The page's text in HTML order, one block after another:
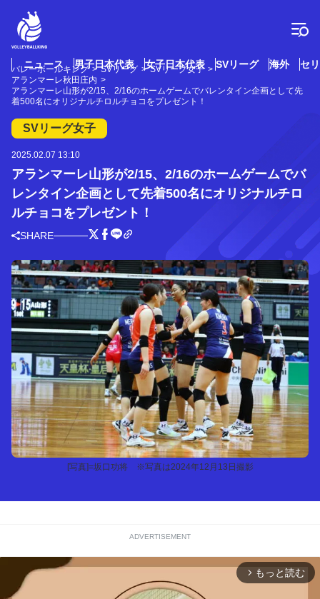
ニュース 男子日本代表 女子日本代表 SVリーグ 海外 セ
バレーボールキング SVリーグ
SVリーグ女子
アランマーレ秋田庄内
アランマーレ山形が2/15、2/16のホームゲームでバレンタイン企画として先
着500名にオリジナルチロルチョコをプレゼント！
SVリーグ女子
2025.02.07 13:10
アランマーレ山形が2/15、2/16のホームゲームでバ
レンタイン企画として先着500名にオリジナルチロ
ルチョコをプレゼント！
SHARE
[写真]=坂口功将 ※写真は2024年12月13日撮影
ADVERTISEMENT
arrow_forward_ios もっと読む